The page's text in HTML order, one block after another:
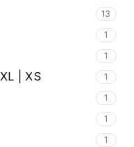
13
1
1
| XS 1
1
1
1